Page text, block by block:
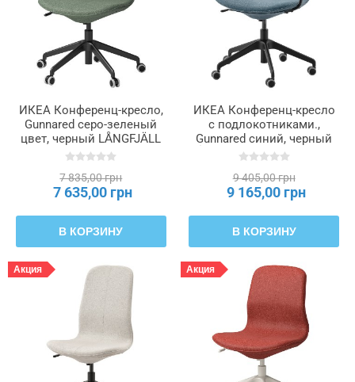
ИКЕА Конференц-кресло,
Gunnared серо-зеленый
цвет, черный LÅNGFJÄLL
ЛОНГФЬЕЛЛЬ, 295.060.56
7 835,00 грн
7 635,00 грн
В КОРЗИНУ
ИКЕА Конференц-кресло
с подлокотниками.,
Gunnared синий, черный
LÅNGFJÄLL ЛОНГФЬЕЛЛЬ,
9 405,00 грн
9 165,00 грн
В КОРЗИНУ
Акция Акция